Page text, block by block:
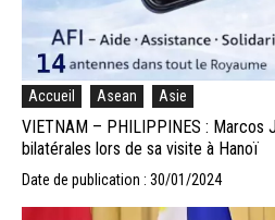
Accueil Asean Asie
VIETNAM – PHILIPPINES : Marcos
bilatérales lors de sa visite à Hanoï
Date de publication : 30/01/2024